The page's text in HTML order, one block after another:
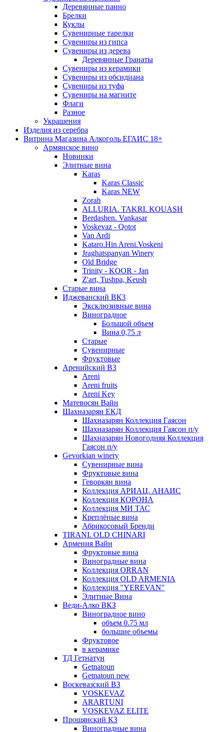
Деревянные панно
Брелки
Куклы
Сувенирные тарелки
Сувениры из гипса
Сувениры из дерева
Деревянные Гранаты
Сувениры из керамики
Сувениры из обсидиана
Сувениры из туфа
Сувениры на магните
Флаги
Разное
Украшения
Изделия из серебра
Витрина Магазина Алкоголь ЕГАИС 18+
Армянское вино
Новинки
Элитные вина
Karas
Karas Classic
Karas NEW
Zorah
ALLURIA. TAKRI. KOUASH
Berdashen. Vankasar
Voskevaz - Qotot
Van Ardi
Kataro.Hin Areni.Voskeni
Jraghatspanyan Winery
Old Bridge
Trinity - KOOR - Jan
Z'art, Tushpa, Keush
Старые вина
Иджеванский ВК3
Эксклюзивные вина
Виноградное
Большой объем
Вина 0,75 л
Старые
Сувенирные
Фруктовые
Аренийский ВЗ
Areni
Areni fruits
Areni Key
Матевосян Вайн
Шахназарян ЕКД
Шахназарян Коллекция Гаясон
Шахназарян Коллекция Гаясон п/у
Шахназарян Новогодняя Коллекция
Гаясон п/у
Gevorkian winery
Сувенирные вина
Фруктовые вина
Геворкян вина
Коллекция АРИАЦ. АНАИС
Коллекция КОРОНА
Коллекция МИ ТАС
Креплёные вина
Абрикосовый Бренди
TIRANI. OLD CHINARI
Армения Вайн
Фруктовые вина
Виноградные вина
Коллекция ORRAN
Коллекция OLD ARMENIA
Коллекция "YEREVAN"
Элитные Вина
Веди-Алко ВКЗ
Виноградное вино
объем 0.75 мл
большие объемы
Фруктовое
в керамике
ТД Гетнатун
Getnatoun
Getnatoun new
Воскевазский ВЗ
VOSKEVAZ
ARARTUNI
VOSKEVAZ ELITE
Прошянский КЗ
Виноградные вина